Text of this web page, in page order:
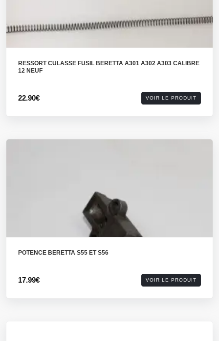
RESSORT CULASSE FUSIL BERETTA A301 A302 A303 CALIBRE
12 NEUF
22.90€ VOIR LE PRODUIT
POTENCE BERETTA S55 ET S56
17.99€ VOIR LE PRODUIT